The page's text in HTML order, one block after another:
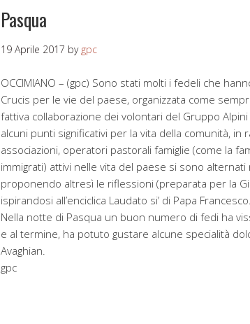
Pasqua
19 Aprile 2017 by gpc
OCCIMIANO – (gpc) Sono stati molti i fedeli che
Crucis per le vie del paese, organizzata come
fattiva collaborazione dei volontari del Gruppo
alcuni punti significativi per la vita della comunità, in
associazioni, operatori pastorali famiglie (come la
immigrati) attivi nelle vita del paese si sono
proponendo altresì le riflessioni (preparata per la
ispirandosi all’enciclica Laudato si’ di Papa
Nella notte di Pasqua un buon numero di fedi ha
e al termine, ha potuto gustare alcune specialità
Avaghian.
gpc